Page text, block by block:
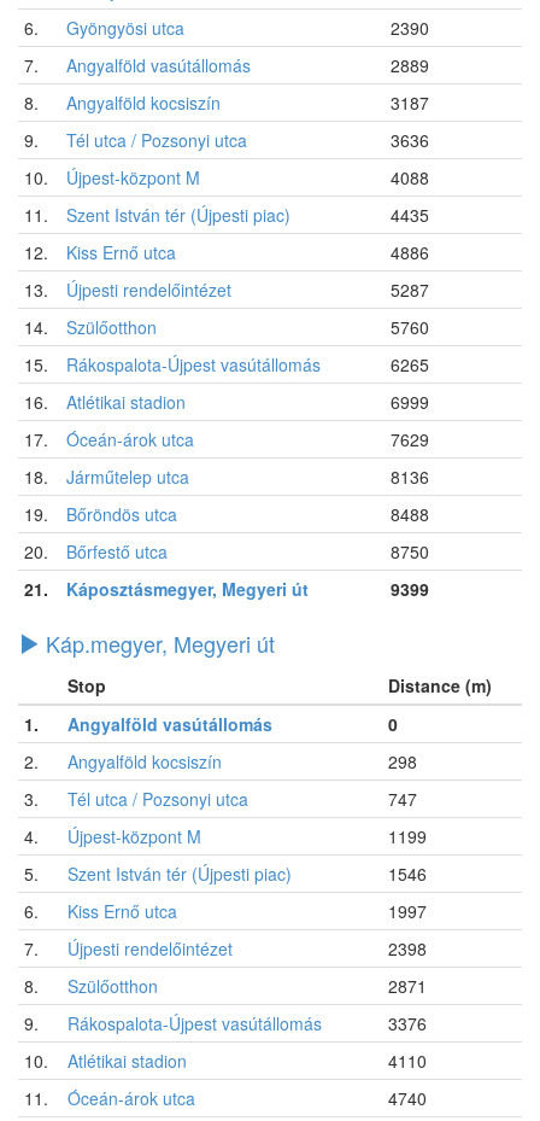
6.
Gyöngyösi utca
2390
7.
Angyalföld vasútállomás
2889
8.
Angyalföld kocsiszín
3187
9.
Tél utca / Pozsonyi utca
3636
10.
Újpest-központ M
4088
11.
Szent István tér (Újpesti piac)
4435
12.
Kiss Ernő utca
4886
13.
Újpesti rendelőintézet
5287
14.
Szülőotthon
5760
15.
Rákospalota-Újpest vasútállomás
6265
16.
Atlétikai stadion
6999
17.
Óceán-árok utca
7629
18.
Járműtelep utca
8136
19.
Bőröndös utca
8488
20.
Bőrfestő utca
8750
21.
Káposztásmegyer, Megyeri út 9399
Káp.megyer, Megyeri út
Stop
Distance (m)
1.
Angyalföld vasútállomás
0
2.
Angyalföld kocsiszín
298
3.
Tél utca / Pozsonyi utca
747
4.
Újpest-központ M
1199
5.
Szent István tér (Újpesti piac)
1546
6.
Kiss Ernő utca
1997
7.
Újpesti rendelőintézet
2398
8.
Szülőotthon
2871
9.
Rákospalota-Újpest vasútállomás
3376
10.
Atlétikai stadion
4110
11.
Óceán-árok utca
4740